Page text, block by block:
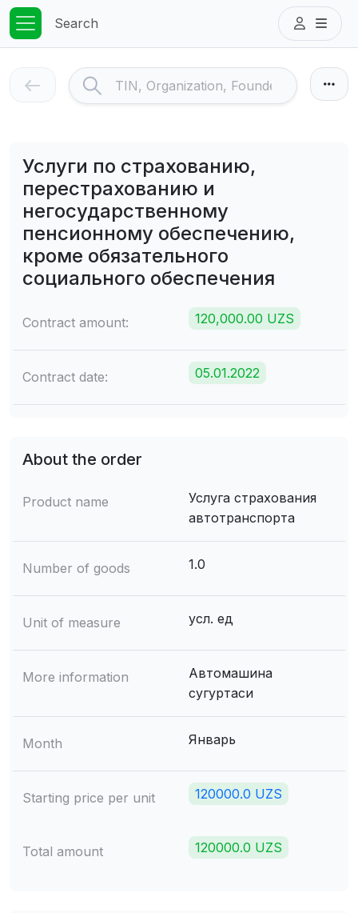
Search
Услуги по страхованию,
перестрахованию и
негосударственному
пенсионному обеспечению,
кроме обязательного
социального обеспечения
Contract amount: 120,000.00 UZS
Contract date: 05.01.2022
About the order
Product name
Услуга страхования
автотранспорта
Number of goods 1.0
Unit of measure усл. ед
More information
Автомашина
сугуртаси
Month Январь
Starting price per unit 120000.0 UZS
Total amount 120000.0 UZS